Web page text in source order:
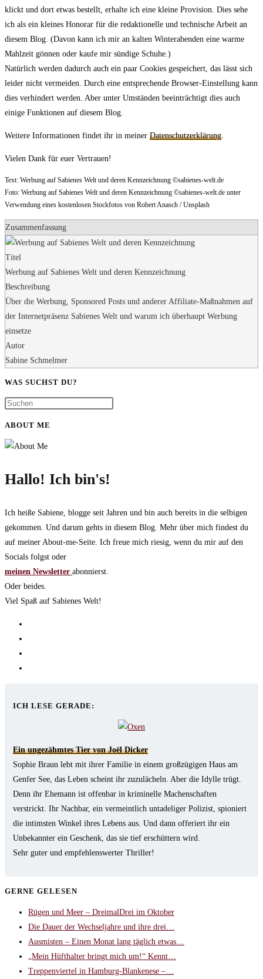
klickt und dort etwas bestellt, erhalte ich eine kleine Provision. Dies sehe
ich als ein kleines Honorar für die redaktionelle und technische Arbeit an
diesem Blog. (Davon kann ich mir an kalten Winterabenden eine warme
Mahlzeit gönnen oder kaufe mir sündige Schuhe.)
Natürlich werden dadurch auch ein paar Cookies gespeichert, das lässt sich
leider nicht vermeiden. Durch eine entsprechende Browser-Einstellung kann
dies verhindert werden. Aber unter Umständen beeinträchtigt dies auch
einige Funktionen auf diesem Blog.
Weitere Informationen findet ihr in meiner Datenschutzerklärung
Vielen Dank für euer Vertrauen!
Text: Werbung auf Sabienes Welt und deren Kennzeichnung ©sabienes-welt.de
Foto: Werbung auf Sabienes Welt und deren Kennzeichnung ©sabienes-welt.de unter
Verwendung eines kostenlosen Stockfotos von Robert Anasch / Unsplash
Zusammenfassung
Titel
Werbung auf Sabienes Welt und deren Kennzeichnung
Beschreibung
Über die Werbung, Sponsored Posts und anderer Affiliate-Maßnahmen auf
der Internetpräsenz Sabienes Welt und warum ich überhaupt Werbung
einsetze
Autor
Sabine Schmelmer
WAS SUCHST DU?
ABOUT ME
Hallo! Ich bin's!
Ich heiße Sabiene, blogge seit Jahren und bin auch bereits in die selbigen
gekommen. Und darum gehts in diesem Blog. Mehr über mich findest du
auf meiner About-me-Seite. Ich freue mich riesig, wenn du mir auf den
Socials folgst oder
meinen Newsletter abonnierst.
Oder beides.
Viel Spaß auf Sabienes Welt!
ICH LESE GERADE:
Ein ungezähmtes Tier von Joël Dicker
Sophie Braun lebt mit ihrer Familie in einem großzügigen Haus am
Genfer See, das Leben scheint ihr zuzulächeln. Aber die Idylle trügt.
Denn ihr Ehemann ist offenbar in kriminelle Machenschaften
verstrickt. Ihr Nachbar, ein vermeintlich untadeliger Polizist, spioniert
die intimsten Winkel ihres Lebens aus. Und dann offeriert ihr ein
Unbekannter ein Geschenk, das sie tief erschüttern wird.
Sehr guter und empfehlenswerter Thriller!
GERNE GELESEN
Rügen und Meer – DreimalDrei im Oktober
Die Dauer der Wechseljahre und ihre drei…
Ausmisten – Einen Monat lang täglich etwas…
„Mein Hüfthalter bringt mich um!“ Kennt…
Treppenviertel in Hamburg-Blankenese –…